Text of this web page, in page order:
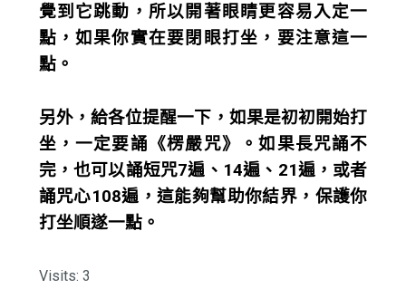
覺到它跳動，所以開著眼睛更容易入定一
點，如果你實在要閉眼打坐，要注意這一
點。
另外，給各位提醒一下，如果是初初開始打
坐，一定要誦《楞嚴咒》。如果長咒誦不
完，也可以誦短咒7遍、14遍、21遍，或者
誦咒心108遍，這能夠幫助你結界，保護你
打坐順遂一點。
Visits: 3